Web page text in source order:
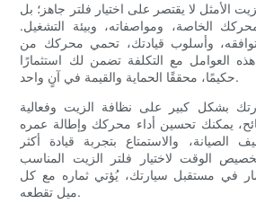
الأمثل لا يقتصر على اختيار فلتر جاهز؛ بل
الخاصة، ومواصفاته، وبيئة التشغيل.
وأسلوب قيادتك، تحمي محركك من
هذه العوامل مع التكلفة تضمن لك استثمارًا
حكيمًا، محققًا الحماية والقيمة في آنٍ واحد.
بشكل كبير على نظافة الزيت وفعالية
يمكنك تحسين أداء محركك وإطالة عمره
الصيانة، والاستمتاع بتجربة قيادة أكثر
الوقت لاختيار فلتر الزيت المناسب
في مستقبل سيارتك، يُؤتي ثماره مع كل
ميل تقطعه.